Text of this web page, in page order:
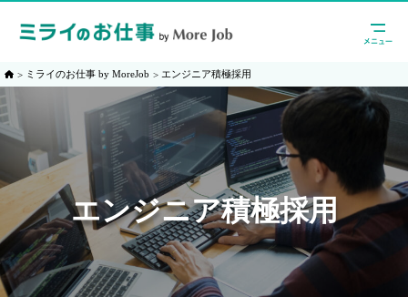
ミライのお仕事 by MoreJob エンジニア積極採用
エンジニア積極採用